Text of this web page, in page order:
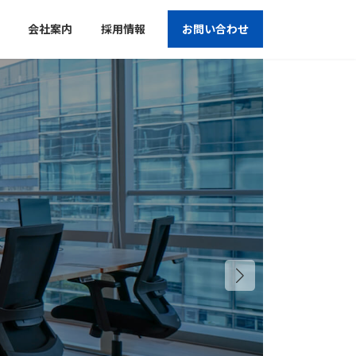
会社案内 採用情報 お問い合わせ
SERVICE
データバックアップ事業
データ消失のリスクを最小化する
クラウドバックアップサービス